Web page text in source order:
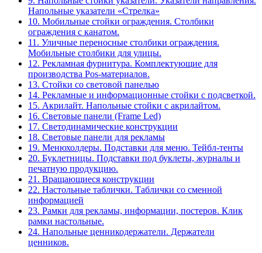
Напольные указатели «Стрелка»
10. Мобильные стойки ограждения. Столбики
ограждения с канатом.
11. Уличные переносные столбики ограждения.
Мобильные столбики для улицы.
12. Рекламная фурнитура. Комплектующие для
производства Pos-материалов.
13. Стойки со световой панелью
14. Рекламные и информационные стойки с подсветкой.
15. Акрилайт. Напольные стойки с акрилайтом.
16. Световые панели (Frame Led)
17. Светодинамические конструкции
18. Световые панели для рекламы
19. Менюхолдеры. Подставки для меню. Тейбл-тенты
20. Буклетницы. Подставки под буклеты, журналы и
печатную продукцию.
21. Вращающиеся конструкции
22. Настольные таблички. Таблички со сменной
информацией
23. Рамки для рекламы, информации, постеров. Клик
рамки настольные.
24. Напольные ценникодержатели. Держатели
ценников.